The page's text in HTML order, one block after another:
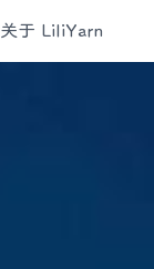
关于 LiliYarn